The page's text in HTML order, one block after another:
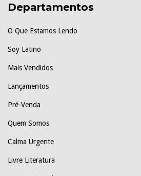
Departamentos
O Que Estamos Lendo
Soy Latino
Mais Vendidos
Lançamentos
Pré-Venda
Quem Somos
Calma Urgente
Livre Literatura